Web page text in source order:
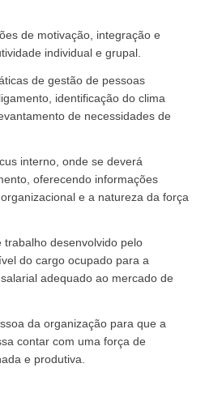
de motivação, integração e
individual e grupal.
de gestão de pessoas
identificação do clima
de necessidades de
interno, onde se deverá
oferecendo informações
e a natureza da força
trabalho desenvolvido pelo
do cargo ocupado para a
adequado ao mercado de
da organização para que a
contar com uma força de
e produtiva.